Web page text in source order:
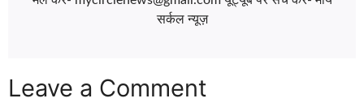
सर्कल न्यूज़
Leave a Comment